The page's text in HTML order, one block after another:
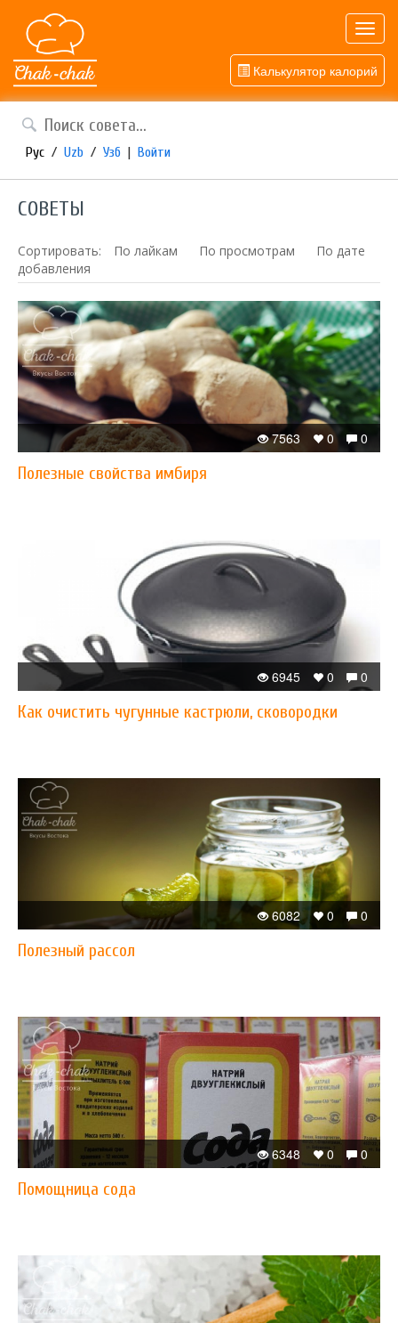
Калькулятор калорий
Рус / Uzb / Узб | Войти
СОВЕТЫ
Сортировать: По лайкам По просмотрам
По дате
добавления
0
0
7563
Полезные свойства имбиря
0
0
6945
Как очистить чугунные кастрюли, сковородки
0
0
6082
Полезный рассол
0
0
6348
Помощница сода